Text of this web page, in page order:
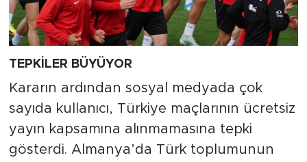
TEPKİLER BÜYÜYOR
Kararın ardından sosyal medyada çok
sayıda kullanıcı, Türkiye maçlarının ücretsiz
yayın kapsamına alınmamasına tepki
gösterdi. Almanya’da Türk toplumunun